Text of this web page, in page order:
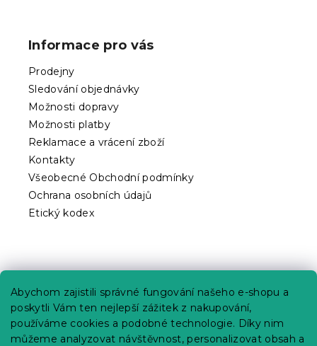
Abychom zajistili správné fungování našeho e-shopu a
poskytli Vám ten nejlepší zážitek z nakupování,
používáme cookies a podobné technologie. Díky nim
můžeme analyzovat návštěvnost, personalizovat obsah a
Informace pro vás
Prodejny
Sledování objednávky
Možnosti dopravy
Možnosti platby
Reklamace a vrácení zboží
Kontakty
Všeobecné Obchodní podmínky
Ochrana osobních údajů
Etický kodex
Kariéra
Poptávky a B2B spolupráce